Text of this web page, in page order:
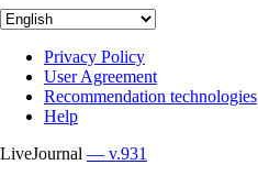
Privacy Policy
User Agreement
Recommendation technologies
Help
LiveJournal — v.931